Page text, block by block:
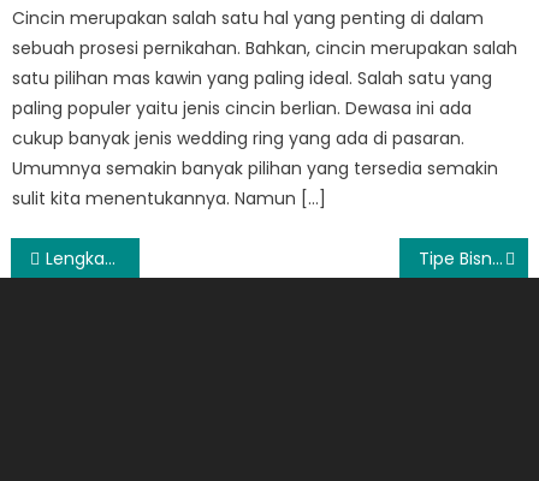
Cincin merupakan salah satu hal yang penting di dalam
sebuah prosesi pernikahan. Bahkan, cincin merupakan salah
satu pilihan mas kawin yang paling ideal. Salah satu yang
paling populer yaitu jenis cincin berlian. Dewasa ini ada
cukup banyak jenis wedding ring yang ada di pasaran.
Umumnya semakin banyak pilihan yang tersedia semakin
sulit kita menentukannya. Namun […]
Post
Lengkapi 5 Perlengkapan Bayi Baru Lahir Ini, Panduan untuk Bumil! Tipe Bisnis Rumahan Yang Bisa Dijalankan Dengan Mudah Dan Juga Minim Modal